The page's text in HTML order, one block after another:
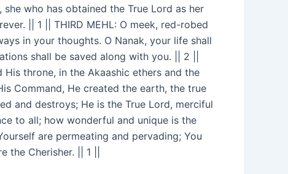
who has obtained the True Lord as her
|| 1 || THIRD MEHL: O meek, red-robed
in your thoughts. O Nanak, your life shall
shall be saved along with you. || 2 ||
His throne, in the Akaashic ethers and the
Command, He created the earth, the true
and destroys; He is the True Lord, merciful
to all; how wonderful and unique is the
are permeating and pervading; You
the Cherisher. || 1 ||